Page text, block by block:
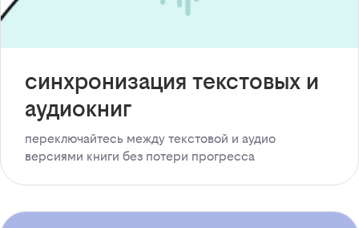
синхронизация текстовых и
аудиокниг
переключайтесь между текстовой и аудио
версиями книги без потери прогресса